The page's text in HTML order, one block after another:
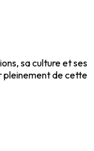
sa culture et ses
pleinement de cette